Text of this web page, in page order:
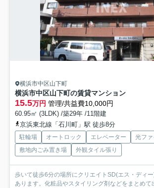
横浜市中区山下町
横浜市中区山下町の賃貸マンション
15.5万円 管理/共益費10,000円
60.95㎡ (3LDK) /築29年 /11階建
京浜東北線「石川町」駅 徒歩8分
駐輪場 オートロック エレベーター
光フ
敷地内ごみ置き場
外観タイル張り
歩いて徒歩6分の場所にクリエイトSD(エス・ディ
あります。化粧品やスタイリング剤などをまとめて